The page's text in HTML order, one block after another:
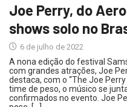
Joe Perry, do
shows solo no
6 de julho de 2022
A nona edição do festival
com grandes atrações, Joe
destaca, com o “The Joe
time de peso, o músico se
confirmados no evento. Joe